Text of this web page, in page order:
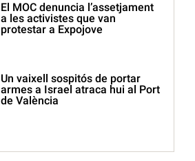
El MOC denuncia l’assetjament
a les activistes que van
protestar a Expojove
Un vaixell sospitós de portar
armes a Israel atraca hui al Port
de València